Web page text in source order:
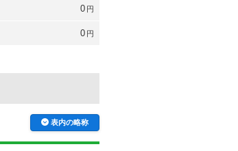
0 円
0 円
表内の略称